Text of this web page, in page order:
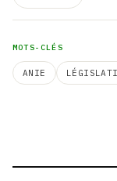
MOTS-CLÉS
ANIE